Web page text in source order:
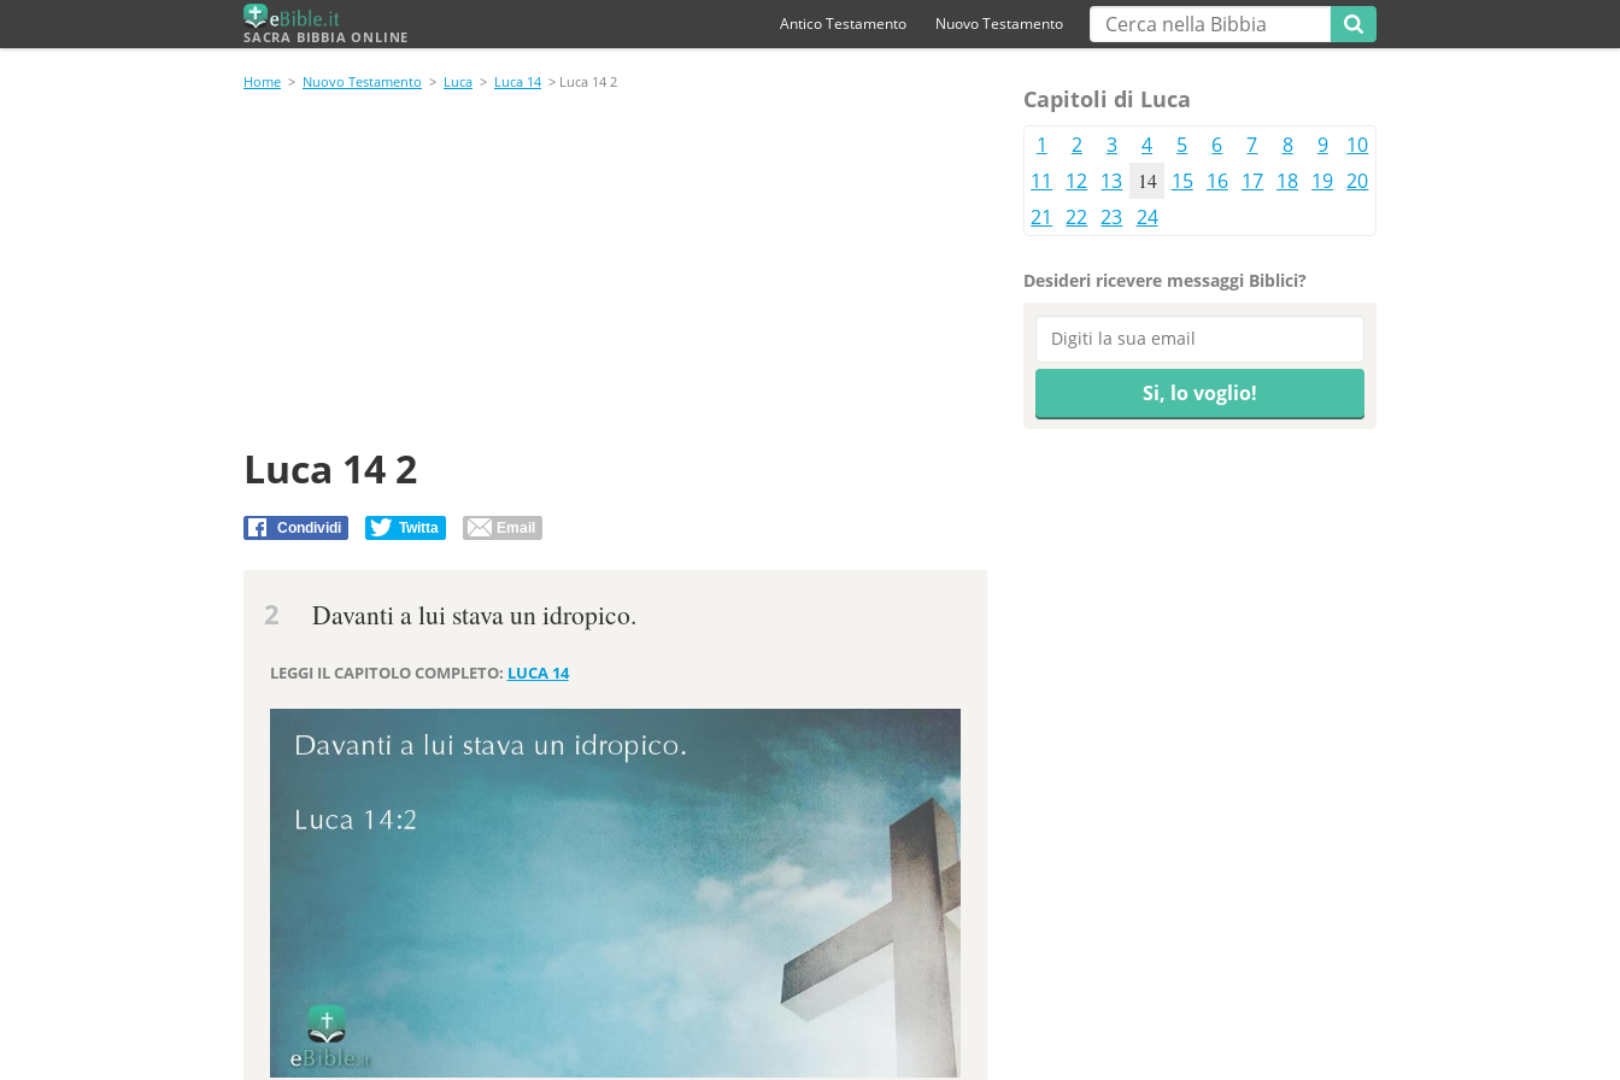
SACRA BIBBIA ONLINE
Antico Testamento Nuovo Testamento
Home > Nuovo Testamento > Luca > Luca 14 > Luca 14 2
Luca 14 2
Condividi Twitta Email
2 Davanti a lui stava un idropico.
LEGGI IL CAPITOLO COMPLETO: LUCA 14
Capitoli di Luca
1 2 3 4 5 6 7 8 9
10
11
12 13 14 15 16 17 18 19 20
21
22 23 24
Desideri ricevere messaggi Biblici?